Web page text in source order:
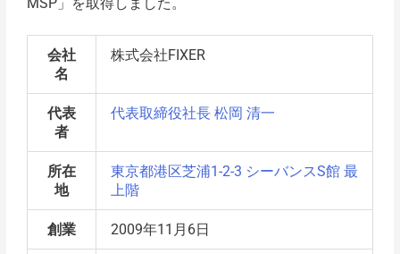
会社
名
株式会社FIXER
代表
者
代表取締役社長 松岡 清一
所在
地
東京都港区芝浦1-2-3 シーバンスS館 最
上階
創業 2009年11月6日